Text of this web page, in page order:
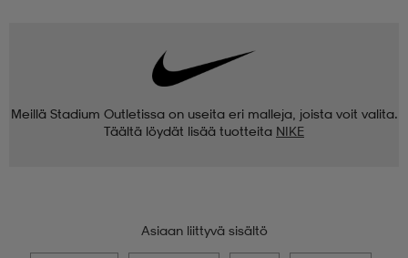
Meillä Stadium Outletissa on useita eri malleja, joista voit valita.
Täältä löydät lisää tuotteita NIKE
Asiaan liittyvä sisältö